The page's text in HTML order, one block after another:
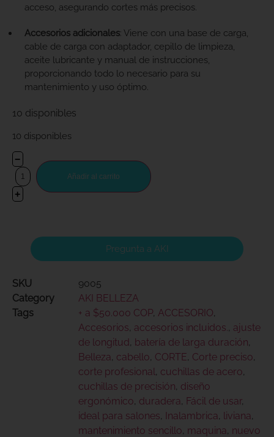
acceso, asegurando cortes más precisos.
Accesorios adicionales: Viene con una base de carga,
cable de carga con adaptador, cepillo de limpieza,
aceite lubricante y manual de instrucciones,
proporcionando todo lo necesario para su
mantenimiento y uso óptimo.
10 disponibles
10 disponibles
−
+
Añadir al carrito
Pregunta a AKI
SKU
9005
Category
AKI BELLEZA
Tags
+ a $50.000 COP, ACCESORIO,
Accesorios, accesorios incluidos., ajuste
de longitud, batería de larga duración,
Belleza, cabello, CORTE, Corte preciso,
corte profesional, cuchillas de acero,
cuchillas de precisión, diseño
ergonómico, duradera, Fácil de usar,
ideal para salones, Inalambrica, liviana,
mantenimiento sencillo, maquina, nuevo